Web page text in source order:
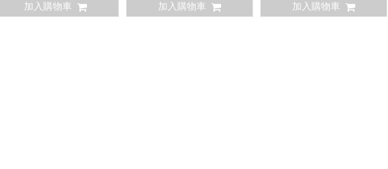
加入購物車 加入購物車 加入購物車